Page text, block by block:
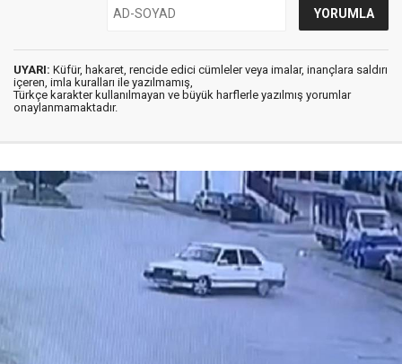
UYARI: Küfür, hakaret, rencide edici cümleler veya imalar, inançlara saldırı
içeren, imla kuralları ile yazılmamış,
Türkçe karakter kullanılmayan ve büyük harflerle yazılmış yorumlar
onaylanmamaktadır.